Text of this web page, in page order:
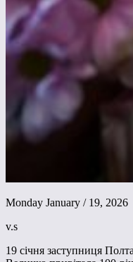
Monday January / 19, 2026
v.s
19 січня заступниця